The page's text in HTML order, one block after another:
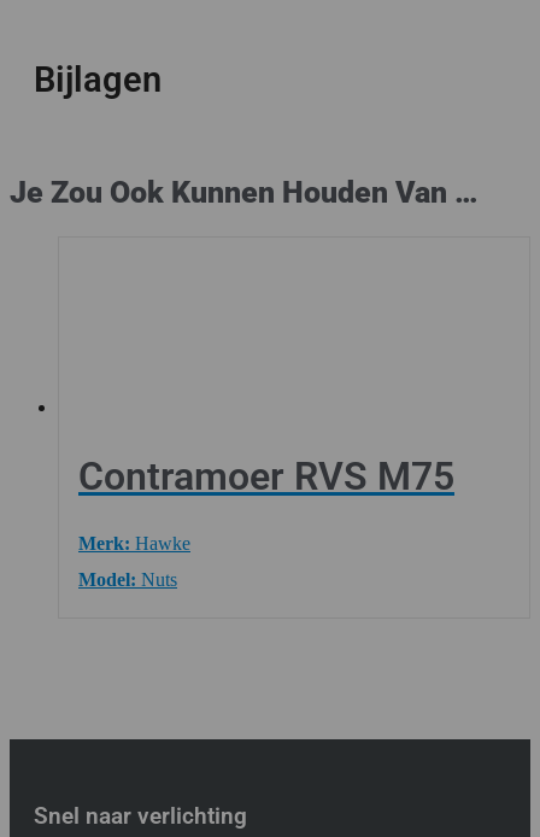
Bijlagen
Je Zou Ook Kunnen Houden Van …
Contramoer RVS M75
Merk: Hawke
Model: Nuts
Snel naar verlichting